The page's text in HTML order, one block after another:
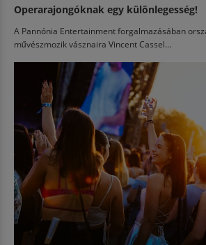
Operarajongóknak egy különlegesség!
A Pannónia Entertainment forgalmazásában
művészmozik vásznaira Vincent Cassel...